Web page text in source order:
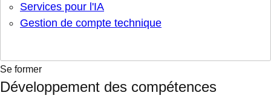
Services pour l'IA
Gestion de compte technique
Se former
Développement des compétences